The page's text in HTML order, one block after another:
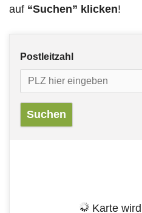
auf “Suchen” klicken!
Postleitzahl
Karte